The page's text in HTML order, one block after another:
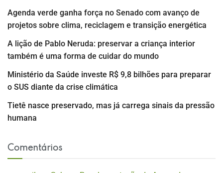
Agenda verde ganha força no Senado com avanço de
projetos sobre clima, reciclagem e transição energética
A lição de Pablo Neruda: preservar a criança interior
também é uma forma de cuidar do mundo
Ministério da Saúde investe R$ 9,8 bilhões para preparar
o SUS diante da crise climática
Tietê nasce preservado, mas já carrega sinais da pressão
humana
Comentários